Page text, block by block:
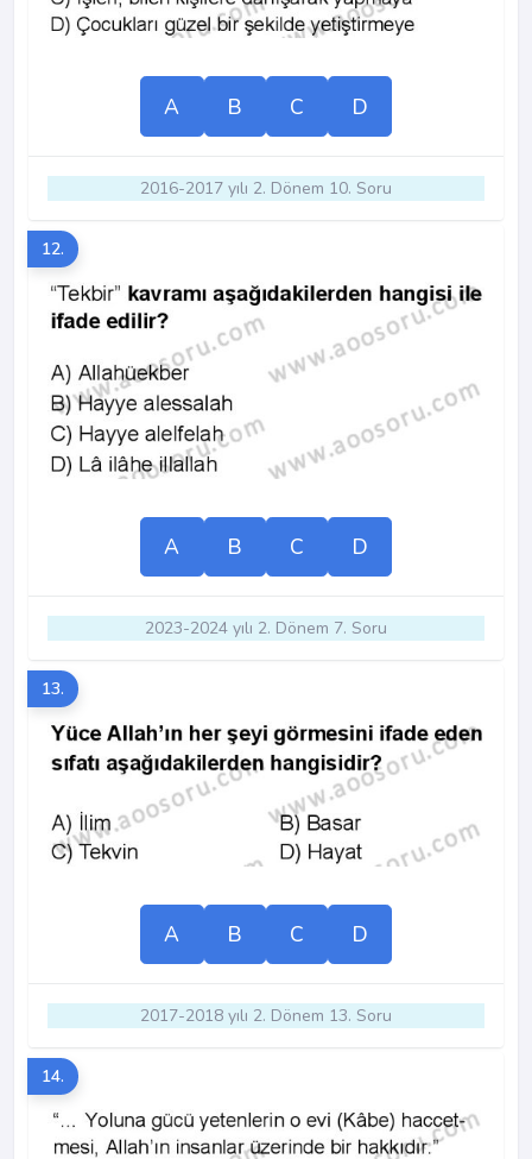
A B C D
2016-2017 yılı 2. Dönem 10. Soru
12.
A B C D
2023-2024 yılı 2. Dönem 7. Soru
13.
A B C D
2017-2018 yılı 2. Dönem 13. Soru
14.